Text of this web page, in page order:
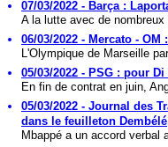
07/03/2022 - Barça :
A la lutte avec de
06/03/2022 - Mercato -
L'Olympique de Marseille
05/03/2022 - PSG : pour
En fin de contrat en juin,
05/03/2022 - Journal des
dans le feuilleton
Mbappé a un accord verbal